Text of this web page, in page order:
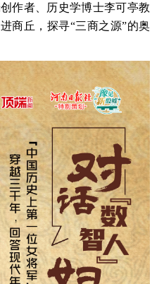
作者、历史学博士李可亭教
商丘，探寻“三商之源”的奥